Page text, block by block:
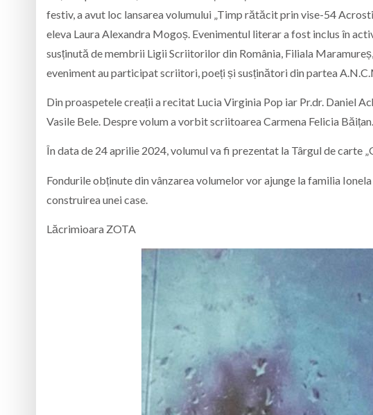
festiv, a avut loc lansarea volumului „Timp rătăcit prin vise-54
eleva Laura Alexandra Mogoș. Evenimentul literar a fost inclus în
susținută de membrii Ligii Scriitorilor din România, Filiala
eveniment au participat scriitori, poeți și susținători din partea
Din proaspetele creații a recitat Lucia Virginia Pop iar Pr.dr. Daniel
Vasile Bele. Despre volum a vorbit scriitoarea Carmena Felicia Băițan.
În data de 24 aprilie 2024, volumul va fi prezentat la Târgul de carte
Fondurile obținute din vânzarea volumelor vor ajunge la familia
construirea unei case.
Lăcrimioara ZOTA